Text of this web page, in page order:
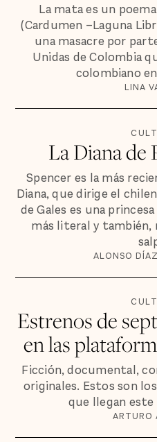
La mata es un
(Cardumen –Laguna
una masacre por
Unidas de Colombia
colombiano
LINA
La Diana de
Spencer es la más
Diana, que dirige el
de Gales es una
más literal y también,
ALONSO
Estrenos de
en las
Ficción, documental,
originales. Estos son
que llegan este
ARTURO